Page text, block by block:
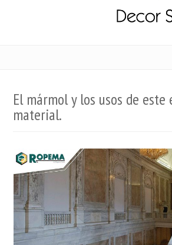
El mármol y los usos de este
material.